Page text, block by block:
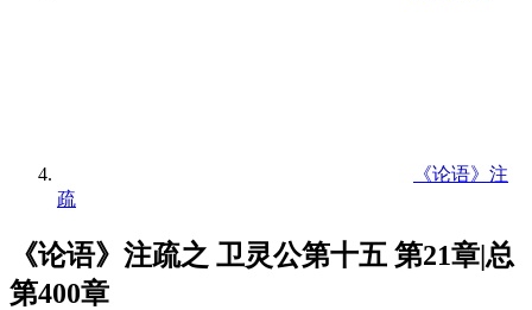
《论语》注
疏
《论语》注疏之 卫灵公第十五 第21章|总
第400章